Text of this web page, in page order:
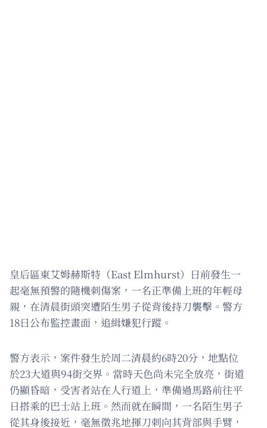
皇后區東艾姆赫斯特（East Elmhurst）日前發生一
起毫無預警的隨機刺傷案，一名正準備上班的年輕母
親，在清晨街頭突遭陌生男子從背後持刀襲擊。警方
18日公布監控畫面，追緝嫌犯行蹤。
警方表示，案件發生於周二清晨約6時20分，地點位
於23大道與94街交界。當時天色尚未完全放亮，街道
仍顯昏暗，受害者站在人行道上，準備過馬路前往平
日搭乘的巴士站上班。然而就在瞬間，一名陌生男子
從其身後接近，毫無徵兆地揮刀刺向其背部與手臂，